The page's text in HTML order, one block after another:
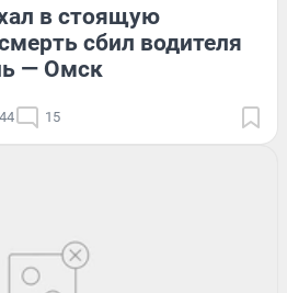
в стоящую
сбил водителя
— Омск
15